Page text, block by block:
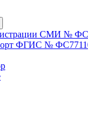
СМИ №
ФГИС №